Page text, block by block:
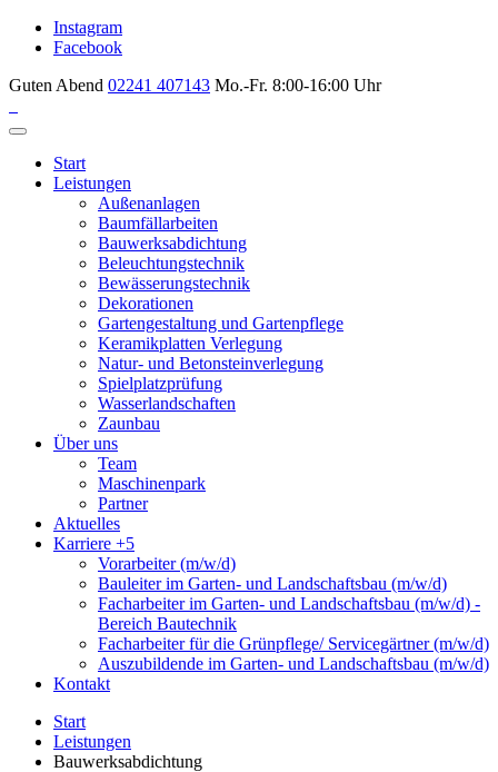
Instagram
Facebook
Guten Abend 02241 407143 Mo.-Fr. 8:00-16:00 Uhr
Start
Leistungen
Außenanlagen
Baumfällarbeiten
Bauwerksabdichtung
Beleuchtungstechnik
Bewässerungstechnik
Dekorationen
Gartengestaltung und Gartenpflege
Keramikplatten Verlegung
Natur- und Betonsteinverlegung
Spielplatzprüfung
Wasserlandschaften
Zaunbau
Über uns
Team
Maschinenpark
Partner
Aktuelles
Karriere +5
Vorarbeiter (m/w/d)
Bauleiter im Garten- und Landschaftsbau (m/w/d)
Facharbeiter im Garten- und Landschaftsbau (m/w/d) -
Bereich Bautechnik
Facharbeiter für die Grünpflege/ Servicegärtner (m/w/d)
Auszubildende im Garten- und Landschaftsbau (m/w/d)
Kontakt
Start
Leistungen
Bauwerksabdichtung